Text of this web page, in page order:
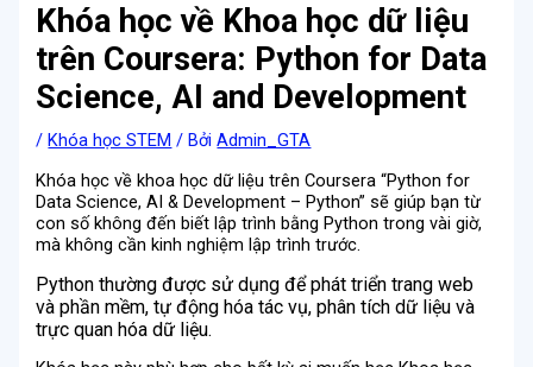
Khóa học về Khoa học dữ liệu
trên Coursera: Python for Data
Science, AI and Development
/Khóa học STEM / BởiAdmin_GTA
Khóa học về khoa học dữ liệu trên Coursera “Python for
Data Science, AI & Development – Python” sẽ giúp bạn từ
con số không đến biết lập trình bằng Python trong vài giờ,
mà không cần kinh nghiệm lập trình trước.
Python thường được sử dụng để phát triển trang web
và phần mềm, tự động hóa tác vụ, phân tích dữ liệu và
trực quan hóa dữ liệu.